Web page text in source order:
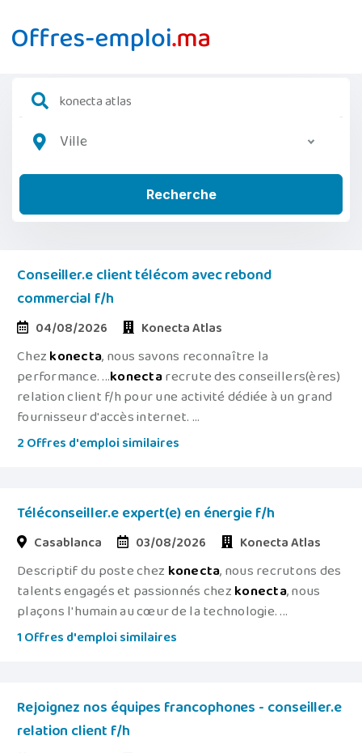
Ville
Recherche
Conseiller.e client télécom avec rebond
commercial f/h
04/08/2026 Konecta Atlas
Chezkonecta, nous savons reconnaître la
performance. ...konectarecrute des conseillers(ères)
relation client f/h pour une activité dédiée à un grand
fournisseur d'accès internet. ...
2 Offres d'emploi similaires
Téléconseiller.e expert(e) en énergie f/h
Casablanca 03/08/2026 Konecta Atlas
Descriptif du poste chez konecta, nous recrutons des
talents engagés et passionnés chezkonecta, nous
plaçons l'humain au cœur de la technologie. ...
1 Offres d'emploi similaires
Rejoignez nos équipes francophones - conseiller.e
relation client f/h